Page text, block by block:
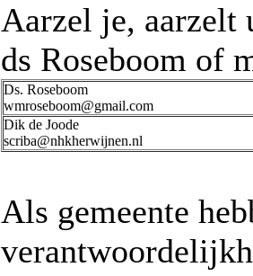
Aarzel je, aarzelt
ds Roseboom of
Ds. Roseboom
wmroseboom@gmail.com
Dik de Joode
scriba@nhkherwijnen.nl
Als gemeente